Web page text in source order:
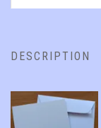
DESCRIPTION